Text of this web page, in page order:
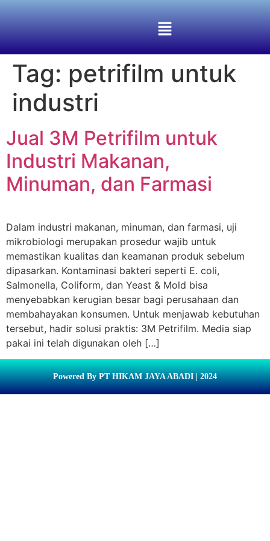
Tag: petrifilm untuk
industri
Jual 3M Petrifilm untuk
Industri Makanan,
Minuman, dan Farmasi
Dalam industri makanan, minuman, dan farmasi, uji
mikrobiologi merupakan prosedur wajib untuk
memastikan kualitas dan keamanan produk sebelum
dipasarkan. Kontaminasi bakteri seperti E. coli,
Salmonella, Coliform, dan Yeast & Mold bisa
menyebabkan kerugian besar bagi perusahaan dan
membahayakan konsumen. Untuk menjawab kebutuhan
tersebut, hadir solusi praktis: 3M Petrifilm. Media siap
pakai ini telah digunakan oleh […]
Powered By PT HIKAM JAYA ABADI | 2024